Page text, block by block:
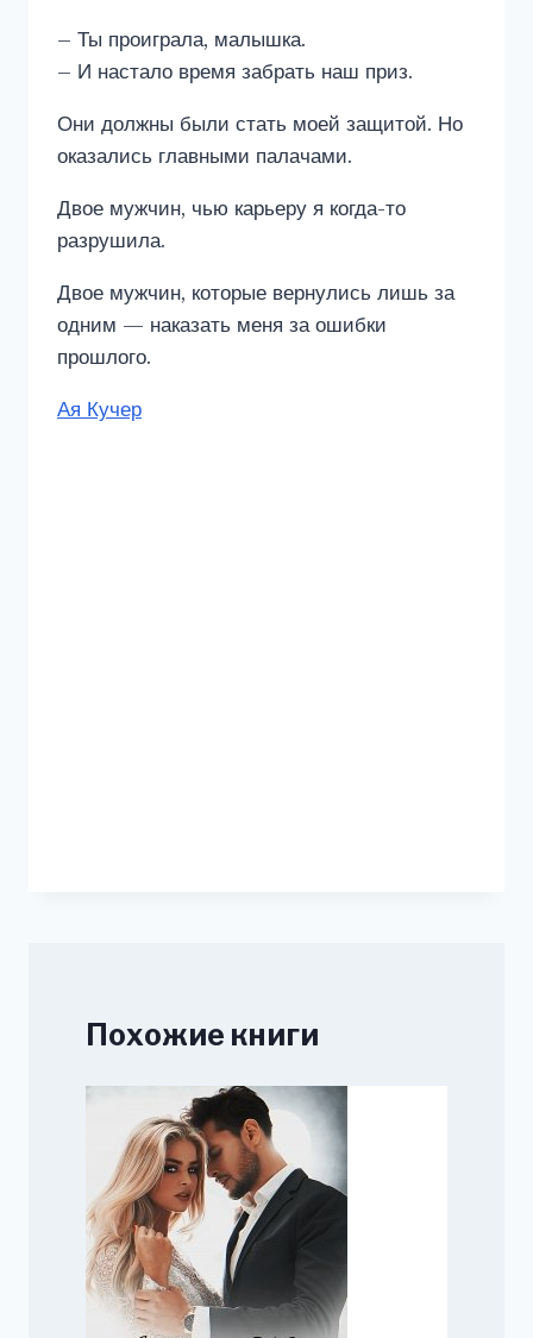
– Ты проиграла, малышка.
– И настало время забрать наш приз.
Они должны были стать моей защитой. Но
оказались главными палачами.
Двое мужчин, чью карьеру я когда-то
разрушила.
Двое мужчин, которые вернулись лишь за
одним — наказать меня за ошибки
прошлого.
Метки
Ая Кучер
Похожие книги